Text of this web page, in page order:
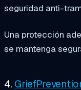
seguridad anti-
Una protección
se mantenga
4.